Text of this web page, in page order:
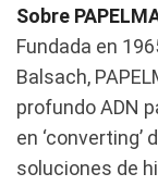
Sobre
Fundada en
Balsach,
profundo ADN
en
soluciones de